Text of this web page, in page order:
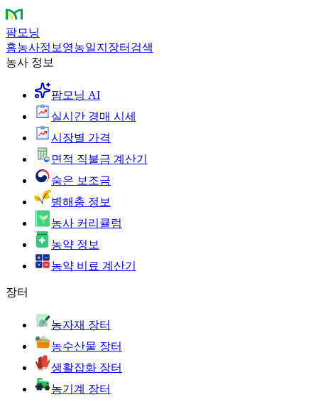
팜모닝
홈농사정보 영농일지 장터 검색
농사 정보
팜모닝 AI
실시간 경매 시세
시장별 가격
면적 직불금 계산기
숨은 보조금
병해충 정보
농사 커리큘럼
농약 정보
농약 비료 계산기
장터
농자재 장터
농수산물 장터
생활잡화 장터
농기계 장터